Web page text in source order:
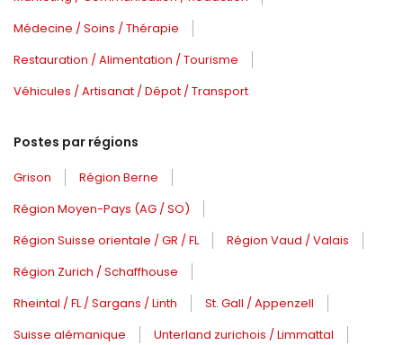
Médecine / Soins / Thérapie
Restauration / Alimentation / Tourisme
Véhicules / Artisanat / Dépot / Transport
Postes par régions
Grison
Région Berne
Région Moyen-Pays (AG / SO)
Région Suisse orientale / GR / FL
Région Vaud / Valais
Région Zurich / Schaffhouse
Rheintal / FL / Sargans / Linth
St. Gall / Appenzell
Suisse alémanique
Unterland zurichois / Limmattal